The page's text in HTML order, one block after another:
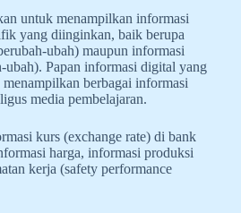
untuk menampilkan informasi
yang diinginkan, baik berupa
ubah) maupun informasi
ubah). Papan informasi digital yang
berbagai informasi
media pembelajaran.
kurs (exchange rate) di bank
harga, informasi produksi
kerja (safety performance